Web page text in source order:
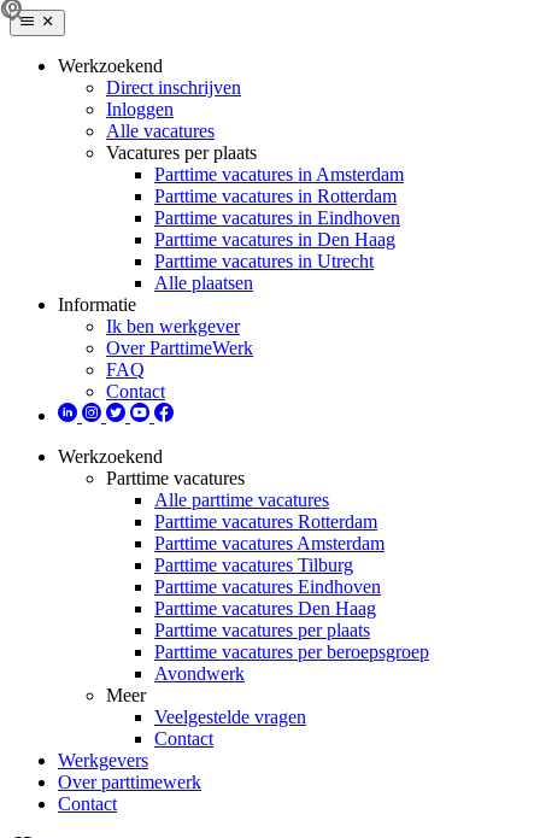
Werkzoekend
Direct inschrijven
Inloggen
Alle vacatures
Vacatures per plaats
Parttime vacatures in Amsterdam
Parttime vacatures in Rotterdam
Parttime vacatures in Eindhoven
Parttime vacatures in Den Haag
Parttime vacatures in Utrecht
Alle plaatsen
Informatie
Ik ben werkgever
Over ParttimeWerk
FAQ
Contact
Werkzoekend
Parttime vacatures
Alle parttime vacatures
Parttime vacatures Rotterdam
Parttime vacatures Amsterdam
Parttime vacatures Tilburg
Parttime vacatures Eindhoven
Parttime vacatures Den Haag
Parttime vacatures per plaats
Parttime vacatures per beroepsgroep
Avondwerk
Meer
Veelgestelde vragen
Contact
Werkgevers
Over parttimewerk
Contact